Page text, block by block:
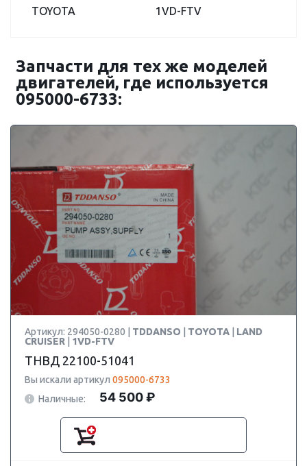
TOYOTA 1VD-FTV
Запчасти для тех же моделей
двигателей, где используется
095000-6733:
Артикул: 294050-0280 | TDDANSO TOYOTA
LAND
CRUISER
1VD-FTV
ТНВД 22100-51041
Вы искали артикул 095000-6733
Наличные:
54 500 ₽